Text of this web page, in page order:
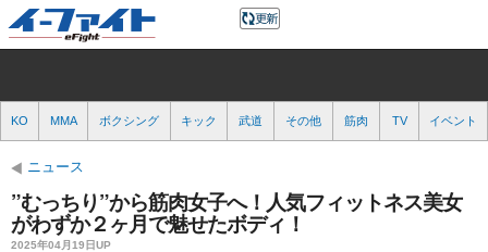
KO MMA ボクシング キック 武道 その他 筋肉 TV イベント
ニュース
”むっちり”から筋肉女子へ！人気フィットネス美女
がわずか２ヶ月で魅せたボディ！
2025年04月19日UP